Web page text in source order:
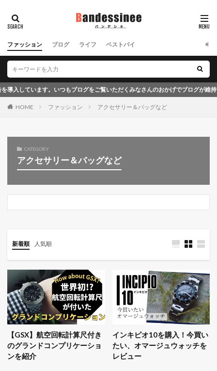
ファッション ブログ ライフ ベストバイ
います。いつもブログをご覧いただくみなさんのおかげでブログが維持できて
HOME ファッション アクセサリー＆バッグなど
CATEGORY
アクセサリー＆バッグなど
新着順 人気順
【GSX】航空回転計算尺付き
のグランドコンプリケーショ
ンを紹介
インキピオ10を購入！今買い
たい、オマージュウォッチを
レビュー